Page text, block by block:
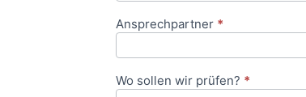
Ansprechpartner *
Wo sollen wir prüfen? *